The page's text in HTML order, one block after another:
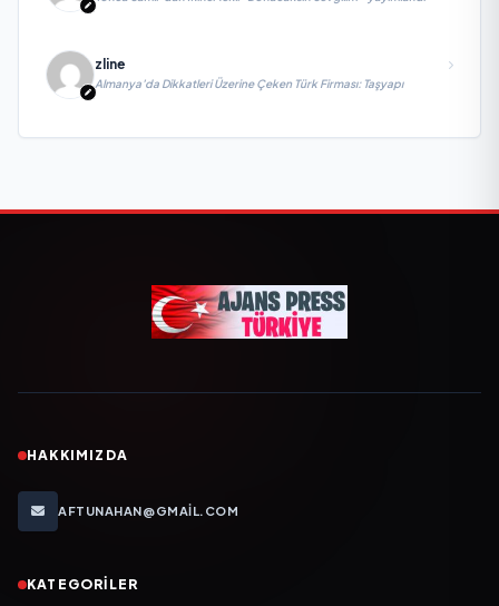
zline
Almanya’da Dikkatleri Üzerine Çeken Türk Firması: Taşyapı
HAKKIMIZDA
AFTUNAHAN@GMAIL.COM
KATEGORILER